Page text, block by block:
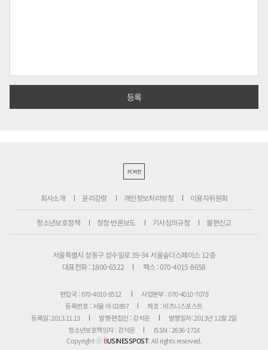
PC버전
회사소개 윤리강령 개인정보처리방침 이용자위원회
청소년보호정책 정정·반론보도 기사심의규정 불편신고
서울특별시 성동구 성수일로 39-34 서울숲더스페이스 12층
대표전화 : 1800-6522
팩스 : 070-4015-8658
편집국 : 070-4010-8512
사업본부 : 070-4010-7078
등록번호 : 서울 아 02897
제호 : 비즈니스포스트
등록일: 2013.11.13
발행·편집인 : 강석운
발행일자: 2013년 12월 2일
청소년보호책임자 : 강석운
ISSN : 2636-171X
Copyright ⓒBUSINESSPOST. All rights reserved.